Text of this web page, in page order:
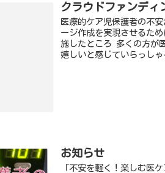
クラウドファンディ
医療的ケア児保護者の不
ージ作成を実現させるた
施したところ 多くの方が
嬉しいと感じていらっし
お知らせ
「不安を軽く！楽しむ医